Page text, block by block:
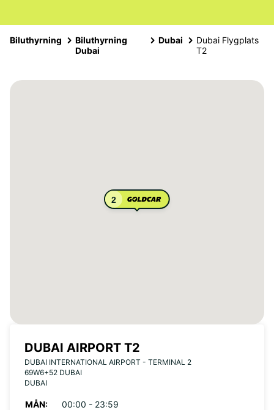
Biluthyrning
Biluthyrning
Dubai
Dubai
Dubai Flygplats
T2
2
DUBAI AIRPORT T2
DUBAI INTERNATIONAL AIRPORT - TERMINAL 2
69W6+52 DUBAI
DUBAI
MÅN:
00:00 - 23:59